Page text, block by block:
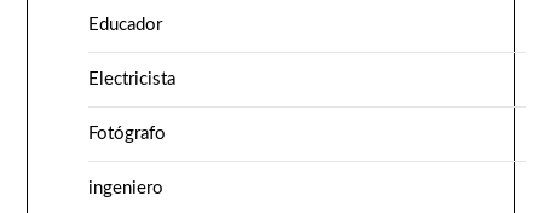
Educador
Electricista
Fotógrafo
ingeniero